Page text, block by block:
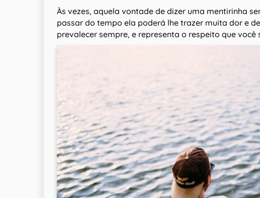
Às vezes, aquela vontade de dizer uma mentirinha
passar do tempo ela poderá lhe trazer muita dor e
prevalecer sempre, e representa o respeito que você